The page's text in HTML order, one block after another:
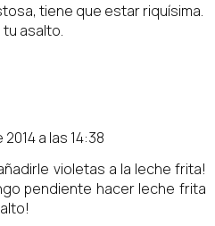
tiene que estar riquísima.
asalto.
a las 14:38
violetas a la leche frita!
pendiente hacer leche frita